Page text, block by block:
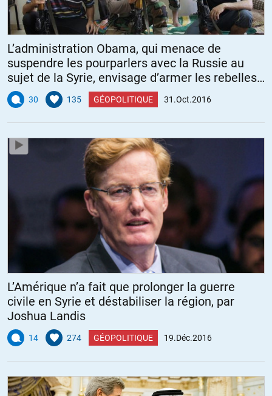
L’administration Obama, qui menace de
suspendre les pourparlers avec la Russie au
sujet de la Syrie, envisage d’armer les rebelles
syriens
30 135 GÉOPOLITIQUE 31.Oct.2016
L’Amérique n’a fait que prolonger la guerre
civile en Syrie et déstabiliser la région, par
Joshua Landis
14 274 GÉOPOLITIQUE 19.Déc.2016